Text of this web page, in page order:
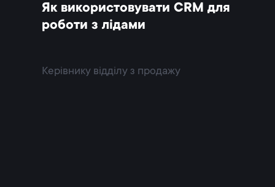
Як використовувати CRM для
роботи з лідами
Керівнику відділу з продажу